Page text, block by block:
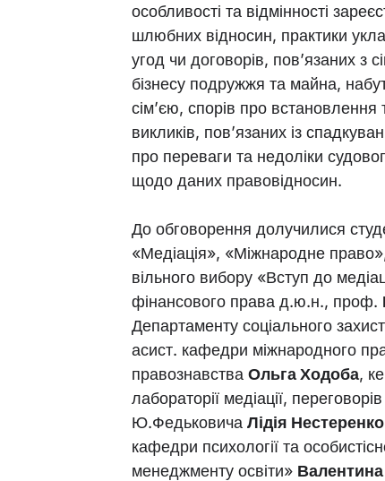
особливості та відмінності
шлюбних відносин, практики
угод чи договорів, пов’язаних з
бізнесу подружжя та майна,
сім’єю, спорів про
викликів, пов’язаних із
про переваги та недоліки
щодо даних правовідносин.
До обговорення долучилися
«Медіація», «Міжнародне
вільного вибору «Вступ до
фінансового права д.ю.н., проф.
Департаменту соціального
асист. кафедри міжнародного
правознавства Ольга Ходоба,
лабораторії медіації,
Ю.Федьковича Лідія Нестеренко
кафедри психології та
менеджменту освіти»